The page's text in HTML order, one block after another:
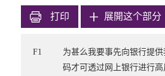
打印 展開这个部分
F1
为甚么我要事先向银行提
码才可透过网上银行进行